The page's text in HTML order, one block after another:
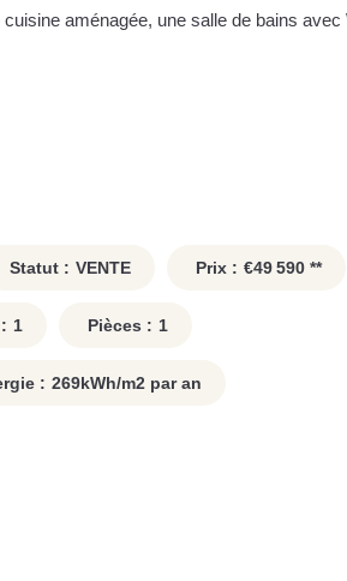
aménagée, une salle de bains avec
Statut : VENTE Prix : €49 590 **
1 Pièces : 1
: 269kWh/m2 par an